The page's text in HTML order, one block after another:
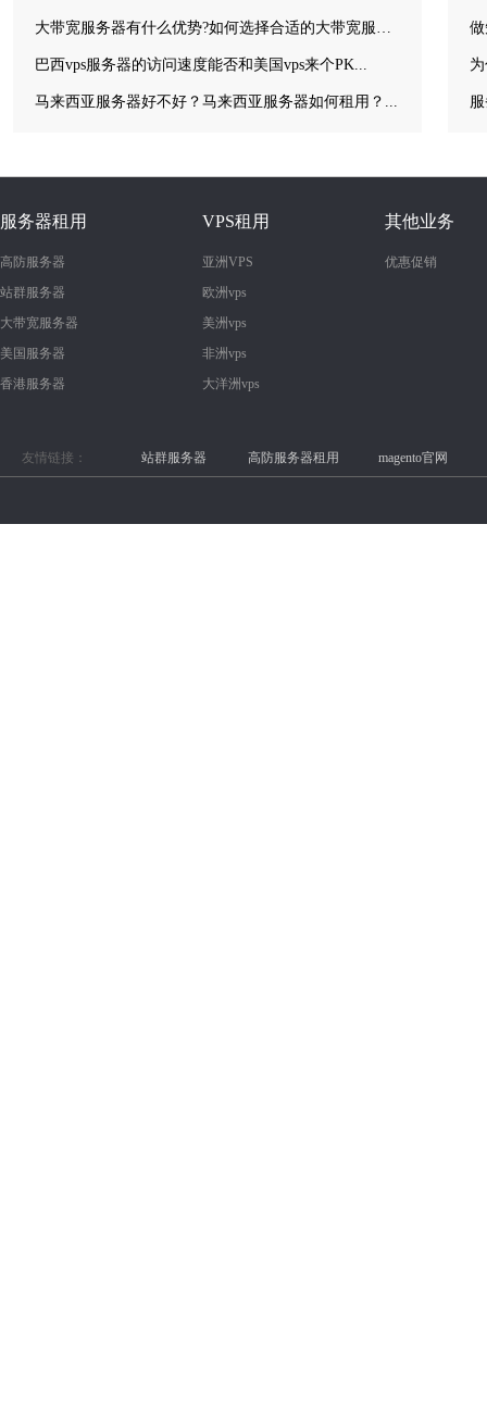
大带宽服务器有什么优势?如何选择合适的大带宽服务器？...
巴西vps服务器的访问速度能否和美国vps来个PK...
马来西亚服务器好不好？马来西亚服务器如何租用？...
服务器租用
高防服务器
站群服务器
大带宽服务器
美国服务器
香港服务器
VPS租用
亚洲VPS
欧洲vps
美洲vps
非洲vps
大洋洲vps
其他业务
优惠促销
友情链接： 站群服务器 高防服务器租用 magento官网